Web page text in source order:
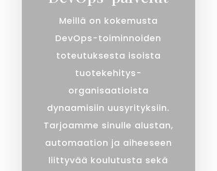
Meillä on kokemusta
DevOps-toiminnoiden
toteutuksesta isoista
tuote­kehitys­
organisaatioista
dynaamisiin uusyrityksiin.
Tarjoamme sinulle alustan,
automaation ja aiheeseen
liittyvää koulutusta sekä